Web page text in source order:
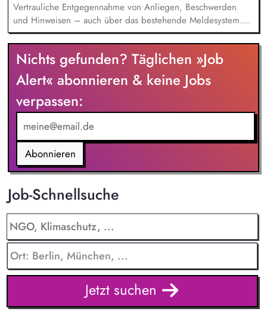
Vertrauliche Entgegennahme von Anliegen, Beschwerden
und Hinweisen – auch über das bestehende Meldesystem.
Vermittlung bei Konflikten und Unterstützung bei
Klärungsprozessen. Konzeption und Durchführung von
Schulungen und Sensibilisierungsformaten. Mitwirkung an der
Weiterentwicklung von Leitlinien, Verhaltenskodizes und dem
Meldesystem. Förderung einer offenen Feedback- und
Beschwerdekultur innerhalb der Organisation.
Nichts gefunden? Täglichen »Job
Alert« abonnieren & keine Jobs
verpassen:
Abonnieren
Job-Schnellsuche
Jetzt suchen